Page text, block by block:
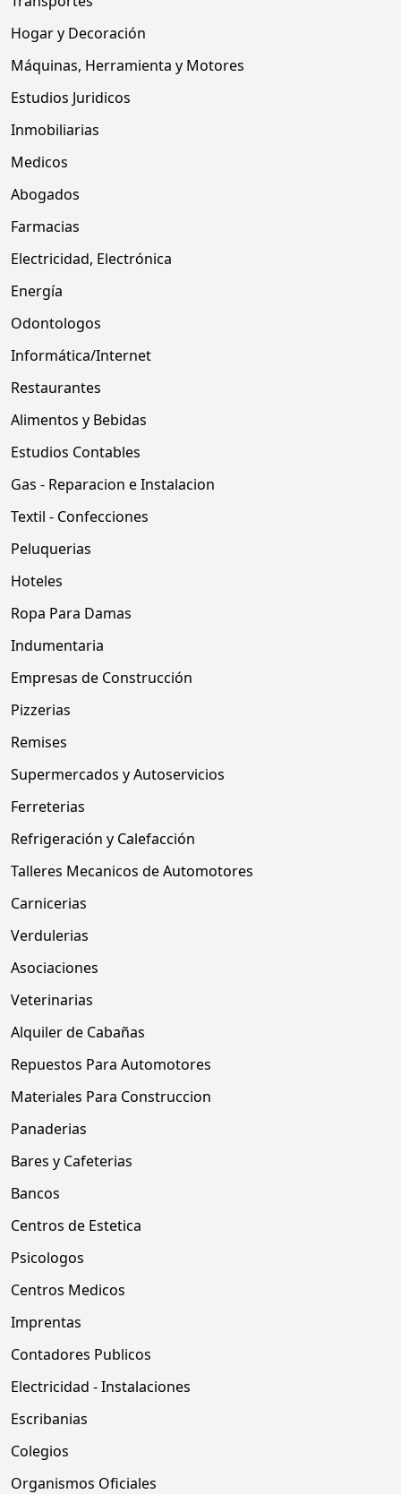
Hogar y Decoración
Máquinas, Herramienta y Motores
Estudios Juridicos
Inmobiliarias
Medicos
Abogados
Farmacias
Electricidad, Electrónica
Energía
Odontologos
Informática/Internet
Restaurantes
Alimentos y Bebidas
Estudios Contables
Gas - Reparacion e Instalacion
Textil - Confecciones
Peluquerias
Hoteles
Ropa Para Damas
Indumentaria
Empresas de Construcción
Pizzerias
Remises
Supermercados y Autoservicios
Ferreterias
Refrigeración y Calefacción
Talleres Mecanicos de Automotores
Carnicerias
Verdulerias
Asociaciones
Veterinarias
Alquiler de Cabañas
Repuestos Para Automotores
Materiales Para Construccion
Panaderias
Bares y Cafeterias
Bancos
Centros de Estetica
Psicologos
Centros Medicos
Imprentas
Contadores Publicos
Electricidad - Instalaciones
Escribanias
Colegios
Organismos Oficiales